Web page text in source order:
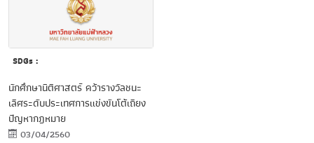
SDGs :
นักศึกษานิติศาสตร์ คว้ารางวัลชนะ
เลิศระดับประเทศการแข่งขันโต้เถียง
ปัญหากฎหมาย
03/04/2560